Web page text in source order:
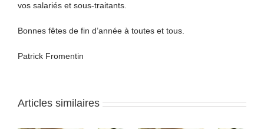
vos salariés et sous-traitants.
Bonnes fêtes de fin d’année à toutes et tous.
Patrick Fromentin
Articles similaires